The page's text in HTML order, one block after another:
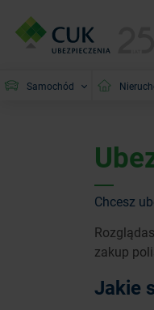
Samochód
Chcesz
zakup
Jakie